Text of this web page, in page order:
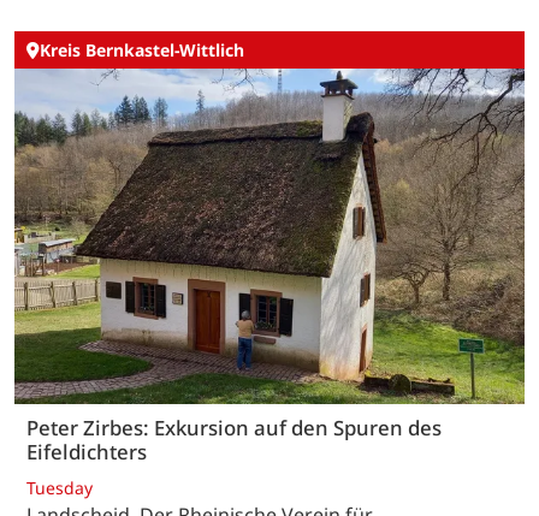
Kreis Bernkastel-Wittlich
Peter Zirbes: Exkursion auf den Spuren des
Eifeldichters
Tuesday